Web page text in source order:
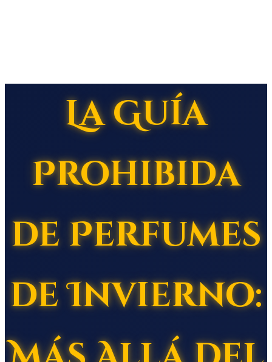
La Guía
Prohibida
de Perfumes
de Invierno: